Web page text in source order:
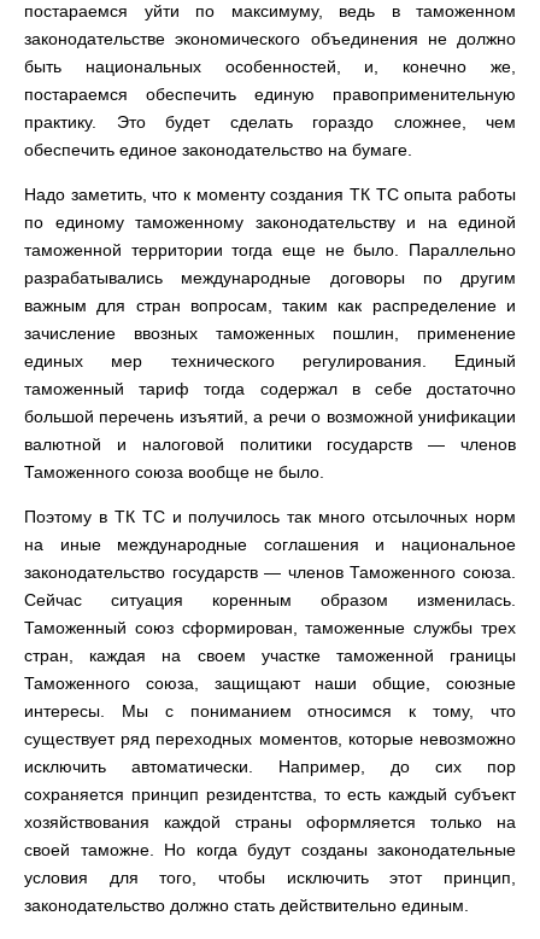
постараемся уйти по максимуму, ведь в таможенном
законодательстве экономического объединения не должно
быть национальных особенностей, и, конечно же,
постараемся обеспечить единую правоприменительную
практику. Это будет сделать гораздо сложнее, чем
обеспечить единое законодательство на бумаге.
Надо заметить, что к моменту создания ТК ТС опыта работы
по единому таможенному законодательству и на единой
таможенной территории тогда еще не было. Параллельно
разрабатывались международные договоры по другим
важным для стран вопросам, таким как распределение и
зачисление ввозных таможенных пошлин, применение
единых мер технического регулирования. Единый
таможенный тариф тогда содержал в себе достаточно
большой перечень изъятий, а речи о возможной унификации
валютной и налоговой политики государств — членов
Таможенного союза вообще не было.
Поэтому в ТК ТС и получилось так много отсылочных норм
на иные международные соглашения и национальное
законодательство государств — членов Таможенного союза.
Сейчас ситуация коренным образом изменилась.
Таможенный союз сформирован, таможенные службы трех
стран, каждая на своем участке таможенной границы
Таможенного союза, защищают наши общие, союзные
интересы. Мы с пониманием относимся к тому, что
существует ряд переходных моментов, которые невозможно
исключить автоматически. Например, до сих пор
сохраняется принцип резидентства, то есть каждый субъект
хозяйствования каждой страны оформляется только на
своей таможне. Но когда будут созданы законодательные
условия для того, чтобы исключить этот принцип,
законодательство должно стать действительно единым.